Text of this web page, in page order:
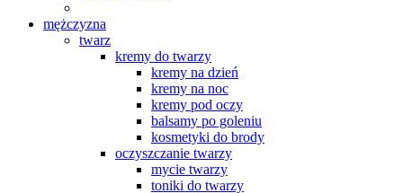
mężczyzna
twarz
kremy do twarzy
kremy na dzień
kremy na noc
kremy pod oczy
balsamy po goleniu
kosmetyki do brody
oczyszczanie twarzy
mycie twarzy
toniki do twarzy